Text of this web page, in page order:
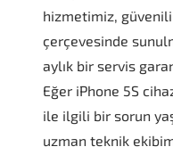
hizmetimiz,
çerçevesinde
aylık bir servis
Eğer iPhone 5S
ile ilgili bir sorun
uzman teknik